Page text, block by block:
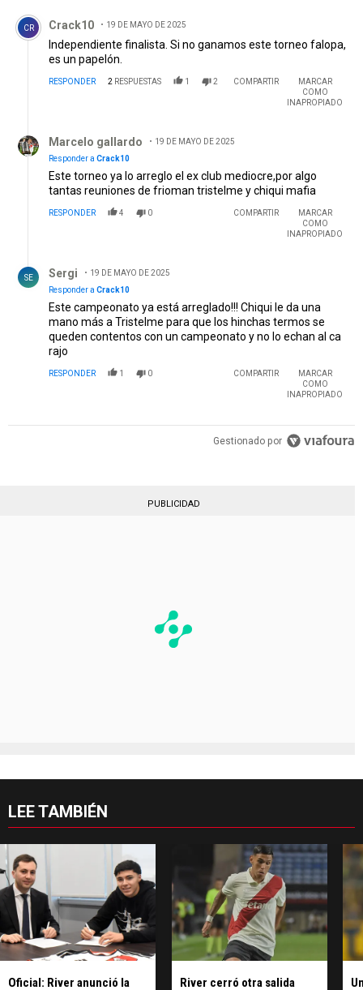
Comentario de Crack10.
CR Crack10 19 DE MAYO DE 2025
Independiente finalista. Si no ganamos este torneo falopa,
es un papelón.
RESPONDER 2 RESPUESTAS 1 2 COMPARTIR
MARCAR
COMO
INAPROPIADO
Marcelo gallardo
19 DE MAYO DE 2025
Responder a Crack10
Este torneo ya lo arreglo el ex club mediocre,por algo
tantas reuniones de frioman tristelme y chiqui mafia
RESPONDER 4 0 COMPARTIR
MARCAR
COMO
INAPROPIADO
SE Sergi
19 DE MAYO DE 2025
Responder a Crack10
Este campeonato ya está arreglado!!! Chiqui le da una
mano más a Tristelme para que los hinchas termos se
queden contentos con un campeonato y no lo echan al ca
rajo
RESPONDER 1 0 COMPARTIR
MARCAR
COMO
INAPROPIADO
Gestionado por
PUBLICIDAD
LEE TAMBIÉN
Oficial: River anunció la
River cerró otra salida